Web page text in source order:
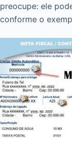
preocupe: ele
conforme o